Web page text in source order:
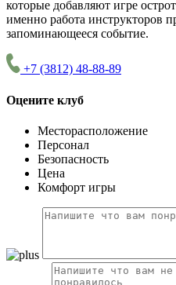
которые добавляют игре
именно работа инструкторов
запоминающееся событие.
+7 (3812) 48-88-89
Оцените клуб
Месторасположение
Персонал
Безопасность
Цена
Комфорт игры